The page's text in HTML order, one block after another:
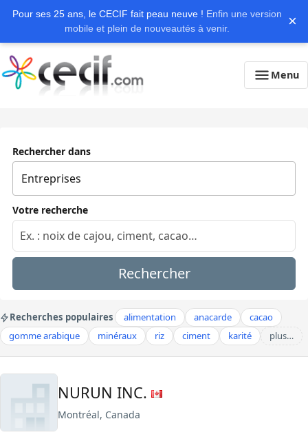
Pour ses 25 ans, le CECIF fait peau neuve ! Enfin une version
mobile et plein de nouveautés à venir.
×
Menu
Rechercher dans
Votre recherche
Rechercher
Recherches populaires alimentation anacarde
cacao
gomme arabique
minéraux riz ciment karité plus…
NURUN INC.
Montréal, Canada